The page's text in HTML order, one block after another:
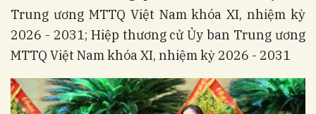
Trung ương MTTQ Việt Nam khóa XI, nhiệm kỳ
2026 - 2031; Hiệp thương cử Ủy ban Trung ương
MTTQ Việt Nam khóa XI, nhiệm kỳ 2026 - 2031